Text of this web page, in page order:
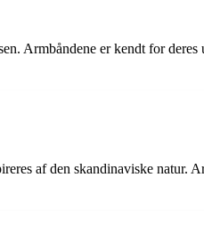
Armbåndene er kendt for
af den skandinaviske natur.